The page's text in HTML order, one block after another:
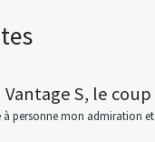
S, le
à personne mon admiration